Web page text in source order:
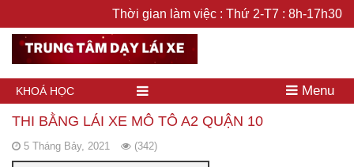
Thời gian làm việc : Thứ 2-T7 : 8h-17h30
KHOÁ HỌC Menu
THI BẰNG LÁI XE MÔ TÔ A2 QUẬN 10
5 Tháng Bảy, 2021 (342)